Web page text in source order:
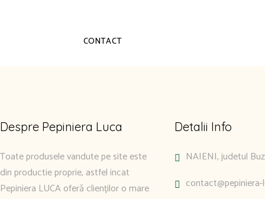
CONTACT
Despre Pepiniera Luca
Toate produsele vandute pe site este
din productie proprie, astfel incat
Pepiniera LUCA oferă clienților o mare
Detalii Info
NAIENI, judetul